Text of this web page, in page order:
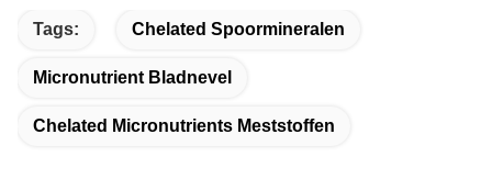
Tags: Chelated Spoormineralen
Micronutrient Bladnevel
Chelated Micronutrients Meststoffen